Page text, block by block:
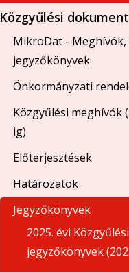
Közgyűlési
MikroDat -
jegyzőkönyvek
Önkormányzati
Közgyűlési meghívók
ig)
Előterjesztések
Határozatok
Jegyzőkönyvek
2025. évi Közgyűlési
jegyzőkönyvek